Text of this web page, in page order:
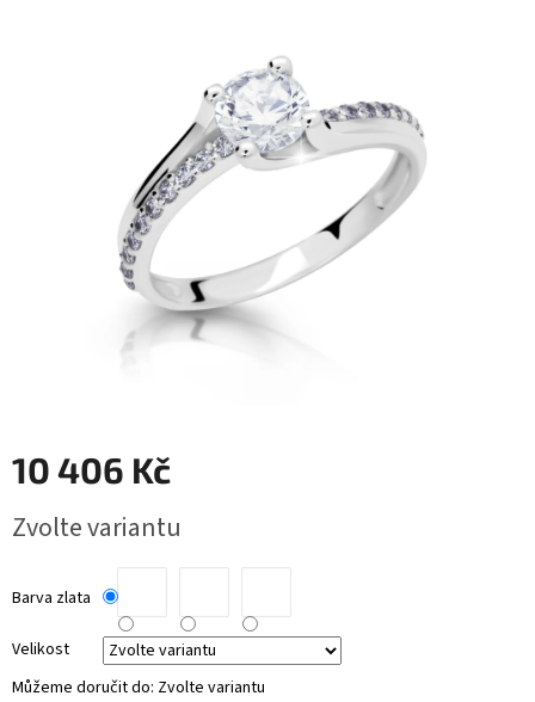
VELKOOBCHOD
Měna
10 406 Kč
cena:
Zvolte variantu
Barva zlata
Velikost
Můžeme doručit do: Zvolte variantu